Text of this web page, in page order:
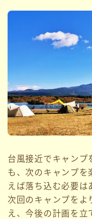
台風接近でキャンプ
も、次のキャンプを
えば落ち込む必要は
次回のキャンプをよ
え、今後の計画を立